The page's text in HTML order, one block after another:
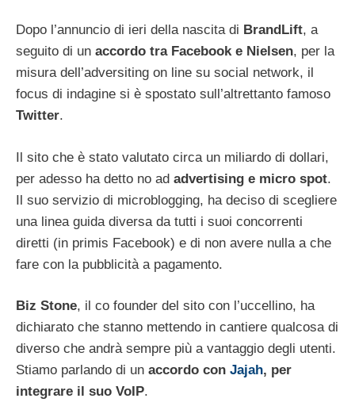
Dopo l’annuncio di ieri della nascita di BrandLift, a
seguito di un accordo tra Facebook e Nielsen, per la
misura dell’adversiting on line su social network, il
focus di indagine si è spostato sull’altrettanto famoso
Twitter.
Il sito che è stato valutato circa un miliardo di dollari,
per adesso ha detto no ad advertising e micro spot.
Il suo servizio di microblogging, ha deciso di scegliere
una linea guida diversa da tutti i suoi concorrenti
diretti (in primis Facebook) e di non avere nulla a che
fare con la pubblicità a pagamento.
Biz Stone, il co founder del sito con l’uccellino, ha
dichiarato che stanno mettendo in cantiere qualcosa di
diverso che andrà sempre più a vantaggio degli utenti.
Stiamo parlando di un accordo con Jajah, per
integrare il suo VoIP.